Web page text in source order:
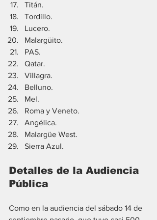
Titán.
Tordillo.
Lucero.
Malargüito.
PAS.
Qatar.
Villagra.
Belluno.
Mel.
Roma y Veneto.
Angélica.
Malargüe West.
Sierra Azul.
Detalles de la Audiencia
Pública
Como en la audiencia del sábado 14 de